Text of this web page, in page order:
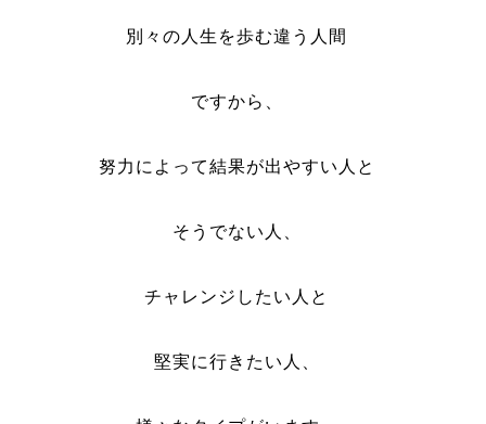
別々の人生を歩む違う人間
ですから、
努力によって結果が出やすい人と
そうでない人、
チャレンジしたい人と
堅実に行きたい人、